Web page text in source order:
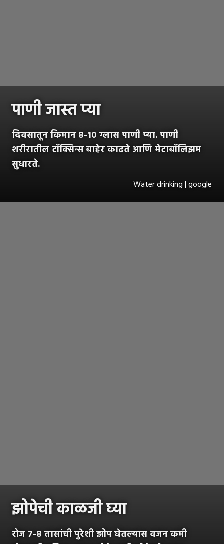
पाणी जास्त प्या
दिवसातून किमान ८-१० ग्लास पाणी प्या. पाणी
शरीरातील टॉक्सिन्स बाहेर काढते आणि मेटाबॉलिझम
सुधारते.
Water drinking | google
झोपेची काळजी घ्या
रोज ७-८ तासांची पुरेशी झोप घेतल्यास वजन कमी